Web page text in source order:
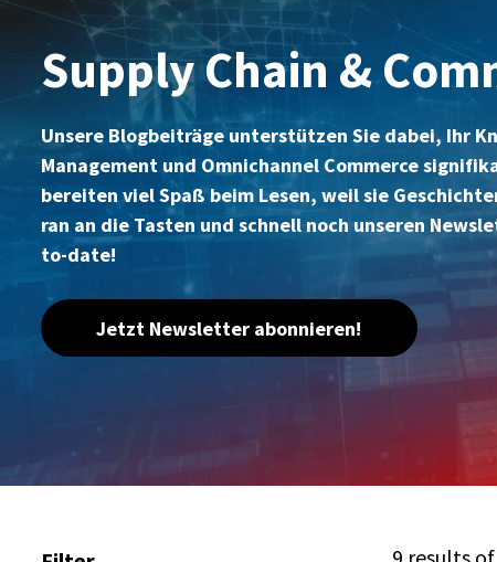
Supply Chain &
Unsere Blogbeiträge unterstützen Sie dabei, Ihr
Management und Omnichannel Commerce
bereiten viel Spaß beim Lesen, weil sie
ran an die Tasten und schnell noch unseren
to-date!
Jetzt Newsletter abonnieren!